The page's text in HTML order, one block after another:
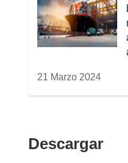
21 Marzo 2024
Descargar